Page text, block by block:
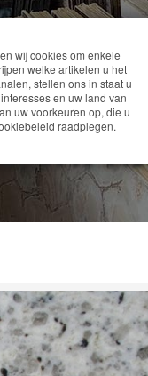
HOME
wij cookies om enkele
welke artikelen u het
stellen ons in staat u
en uw land van
uw voorkeuren op, die u
raadplegen.